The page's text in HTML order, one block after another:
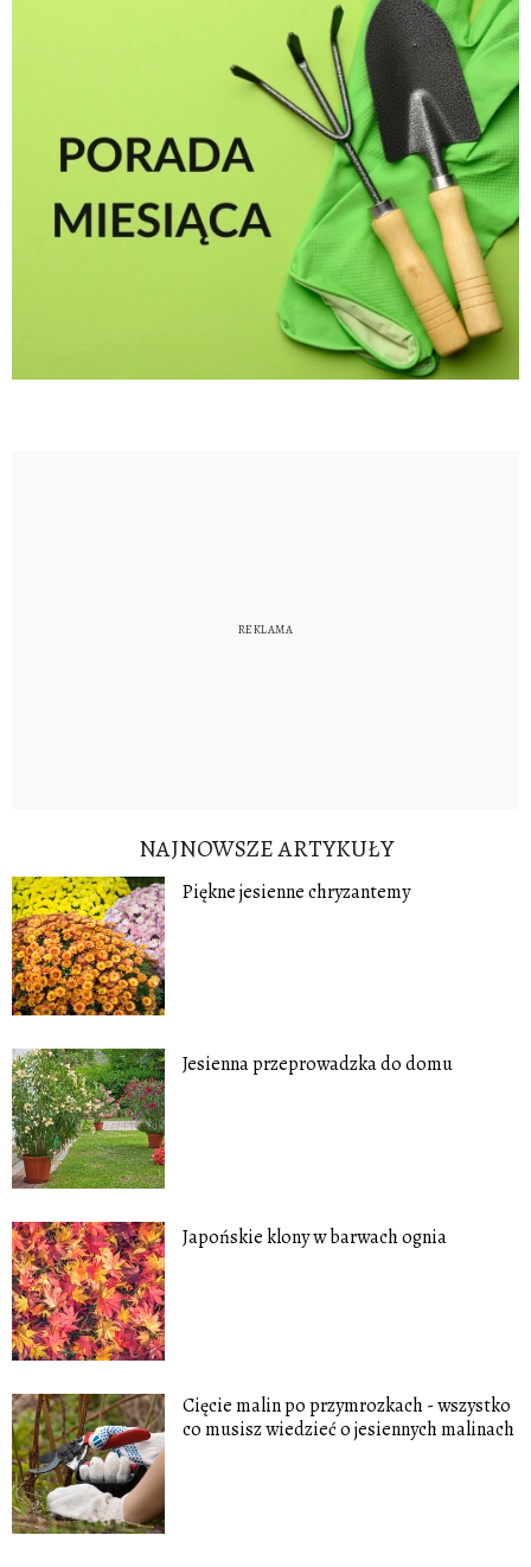
NAJNOWSZE ARTYKUŁY
Piękne jesienne chryzantemy
Jesienna przeprowadzka do domu
Japońskie klony w barwach ognia
Cięcie malin po przymrozkach - wszystko
co musisz wiedzieć o jesiennych malinach